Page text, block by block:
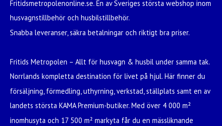
Fritidsmetropolenonline.se. En av Sveriges största webshop inom
husvagnstillbehör och husbilstillbehör.
Snabba leveranser, säkra betalningar och riktigt bra priser.
Fritids Metropolen – Allt för husvagn & husbil under samma tak.
Norrlands kompletta destination för livet på hjul. Här finner du
försäljning, förmedling, uthyrning, verkstad, ställplats samt en av
landets största KAMA Premium-butiker. Med över 4 000 m²
inomhusyta och 17 500 m² markyta får du en mässliknande